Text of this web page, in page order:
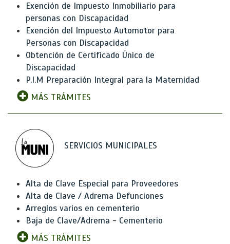
Exención de Impuesto Inmobiliario para
personas con Discapacidad
Exención del Impuesto Automotor para
Personas con Discapacidad
Obtención de Certificado Único de
Discapacidad
P.I.M Preparación Integral para la Maternidad
MÁS TRÁMITES
SERVICIOS MUNICIPALES
Alta de Clave Especial para Proveedores
Alta de Clave / Adrema Defunciones
Arreglos varios en cementerio
Baja de Clave/Adrema - Cementerio
MÁS TRÁMITES